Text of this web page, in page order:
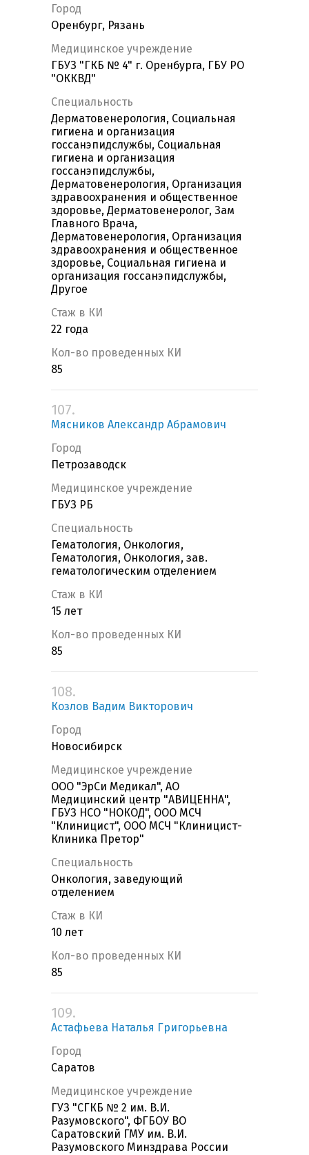
Город
Оренбург, Рязань
Медицинское учреждение
ГБУЗ "ГКБ № 4" г. Оренбурга, ГБУ РО
"ОККВД"
Специальность
Дерматовенерология, Социальная
гигиена и организация
госсанэпидслужбы, Социальная
гигиена и организация
госсанэпидслужбы,
Дерматовенерология, Организация
здравоохранения и общественное
здоровье, Дерматовенеролог, Зам
Главного Врача,
Дерматовенерология, Организация
здравоохранения и общественное
здоровье, Социальная гигиена и
организация госсанэпидслужбы,
Другое
Стаж в КИ
22 года
Кол-во проведенных КИ
85
107.
Мясников Александр Абрамович
Город
Петрозаводск
Медицинское учреждение
ГБУЗ РБ
Специальность
Гематология, Онкология,
Гематология, Онкология, зав.
гематологическим отделением
Стаж в КИ
15 лет
Кол-во проведенных КИ
85
108.
Козлов Вадим Викторович
Город
Новосибирск
Медицинское учреждение
ООО "ЭрСи Медикал", АО
Медицинский центр "АВИЦЕННА",
ГБУЗ НСО "НОКОД", ООО МСЧ
"Клиницист", ООО МСЧ "Клиницист-
Клиника Претор"
Специальность
Онкология, заведующий
отделением
Стаж в КИ
10 лет
Кол-во проведенных КИ
85
109.
Астафьева Наталья Григорьевна
Город
Саратов
Медицинское учреждение
ГУЗ "СГКБ № 2 им. В.И.
Разумовского", ФГБОУ ВО
Саратовский ГМУ им. В.И.
Разумовского Минздрава России